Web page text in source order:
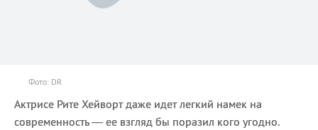
Фото: DR
Актрисе Рите Хейворт даже идет легкий намек на
современность — ее взгляд бы поразил кого угодно.